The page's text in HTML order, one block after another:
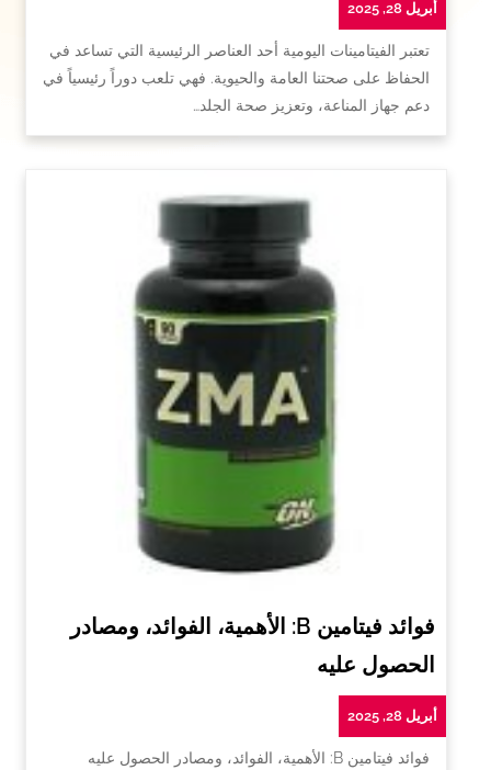
أبريل 28, 2025
تعتبر الفيتامينات اليومية أحد العناصر الرئيسية التي تساعد في
الحفاظ على صحتنا العامة والحيوية. فهي تلعب دوراً رئيسياً في
دعم جهاز المناعة، وتعزيز صحة الجلد…
فوائد فيتامين B: الأهمية، الفوائد، ومصادر
الحصول عليه
أبريل 28, 2025
فوائد فيتامين B: الأهمية، الفوائد، ومصادر الحصول عليه